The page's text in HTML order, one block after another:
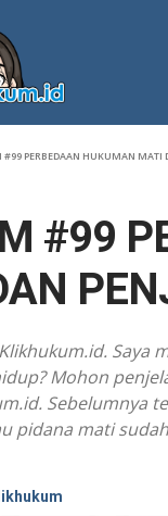
#99 PERBEDAAN HUKUMAN MATI
#99
Saya
Mohon
Sebelumnya
pidana mati